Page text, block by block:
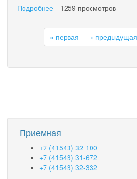
Подробнее
землепользования
и
застройки
округа
1259 просмотров
« первая ‹ предыдущая
Приемная
+7 (41543) 32-100
+7 (41543) 31-672
+7 (41543) 32-332